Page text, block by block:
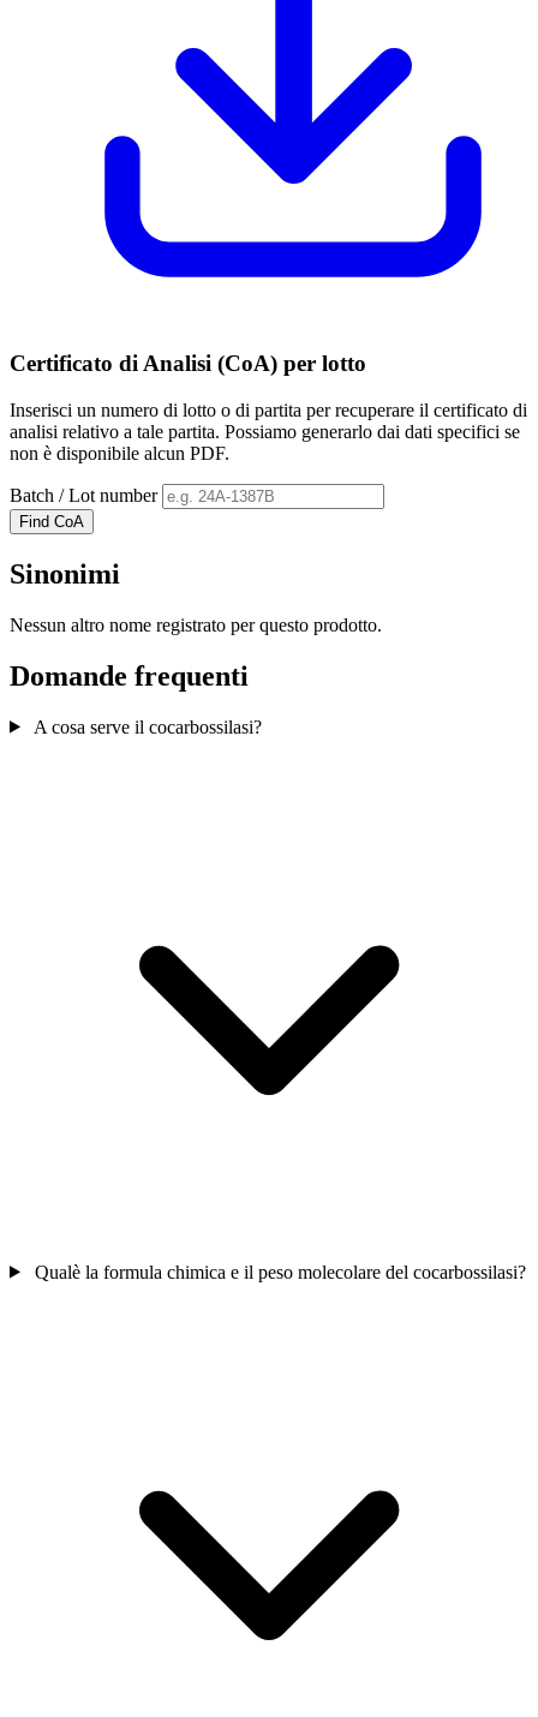
Certificato di Analisi (CoA) per lotto
Inserisci un numero di lotto o di partita per recuperare il certificato di
analisi relativo a tale partita. Possiamo generarlo dai dati specifici se
non è disponibile alcun PDF.
Batch / Lot number
Find CoA
Sinonimi
Nessun altro nome registrato per questo prodotto.
Domande frequenti
A cosa serve il cocarbossilasi?
Qualè la formula chimica e il peso molecolare del cocarbossilasi?